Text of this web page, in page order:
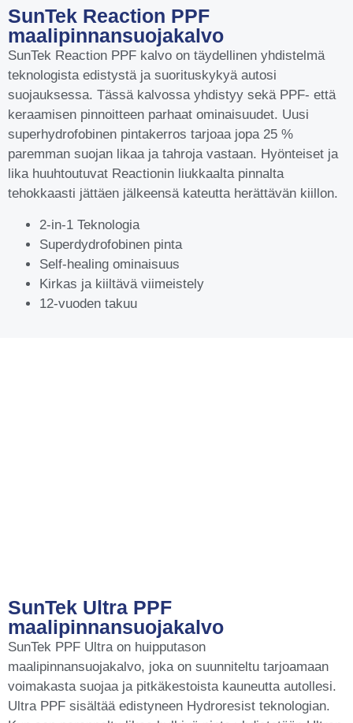
SunTek Reaction PPF
maalipinnansuojakalvo
SunTek Reaction PPF kalvo on täydellinen yhdistelmä
teknologista edistystä ja suorituskykyä autosi
suojauksessa. Tässä kalvossa yhdistyy sekä PPF- että
keraamisen pinnoitteen parhaat ominaisuudet. Uusi
superhydrofobinen pintakerros tarjoaa jopa 25 %
paremman suojan likaa ja tahroja vastaan. Hyönteiset ja
lika huuhtoutuvat Reactionin liukkaalta pinnalta
tehokkaasti jättäen jälkeensä kateutta herättävän kiillon.
2-in-1 Teknologia
Superdydrofobinen pinta
Self-healing ominaisuus
Kirkas ja kiiltävä viimeistely
12-vuoden takuu
SunTek Ultra PPF
maalipinnansuojakalvo
SunTek PPF Ultra on huipputason
maalipinnansuojakalvo, joka on suunniteltu tarjoamaan
voimakasta suojaa ja pitkäkestoista kauneutta autollesi.
Ultra PPF sisältää edistyneen Hydroresist teknologian.